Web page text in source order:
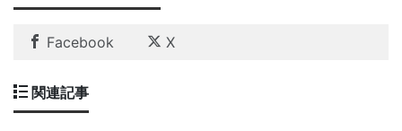
Facebook X
関連記事